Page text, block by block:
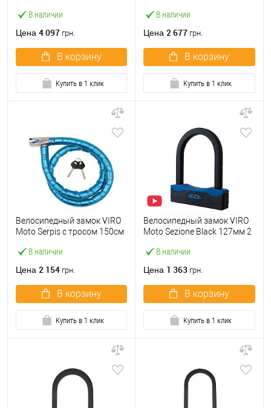
В наличии
Цена 4 097 грн.
В корзину
Купить в 1 клик
В наличии
Цена 2 677 грн.
В корзину
Купить в 1 клик
В наличии
Велосипедный замок VIRO
Moto Serpis с тросом 150см
Цена 2 154 грн.
В корзину
Купить в 1 клик
В наличии
Велосипедный замок VIRO
Moto Sezione Black 127мм 2
Цена 1 363 грн.
В корзину
Купить в 1 клик